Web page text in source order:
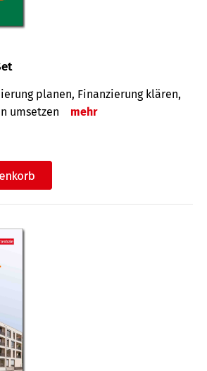
planen, Finanzierung klären,
umsetzen
mehr